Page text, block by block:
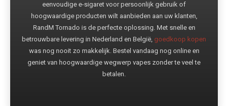
eenvoudige e-sigaret voor persoonlijk gebruik of
hoogwaardige producten wilt aanbieden aan uw klanten,
RandM Tornado is de perfecte oplossing. Met snelle en
betrouwbare levering in Nederland en België, goedkoop kopen
was nog nooit zo makkelijk. Bestel vandaag nog online en
geniet van hoogwaardige wegwerp vapes zonder te veel te
betalen.